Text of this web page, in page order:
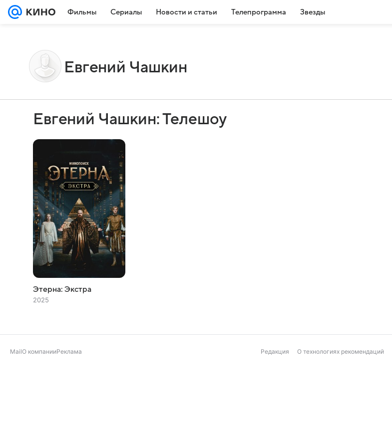
Фильмы Сериалы Новости и статьи Телепрограмма Звезды
Евгений Чашкин
Евгений Чашкин: Телешоу
Этерна: Экстра
2025
MailО компанииРеклама Редакция О технологиях рекомендаций